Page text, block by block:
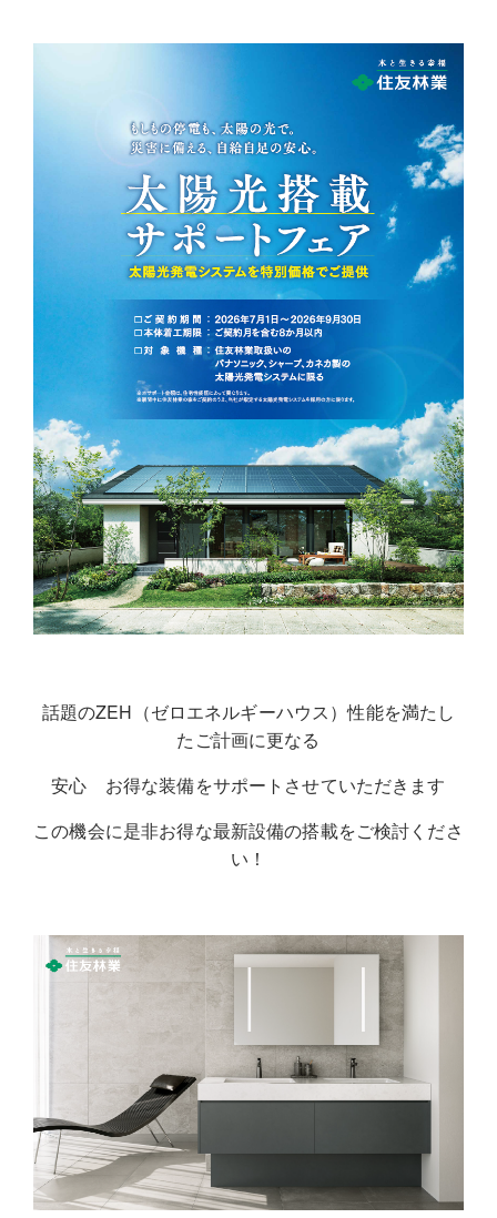
話題のZEH（ゼロエネルギーハウス）性能を満たし
たご計画に更なる
安心 お得な装備をサポートさせていただきます
この機会に是非お得な最新設備の搭載をご検討くださ
い！